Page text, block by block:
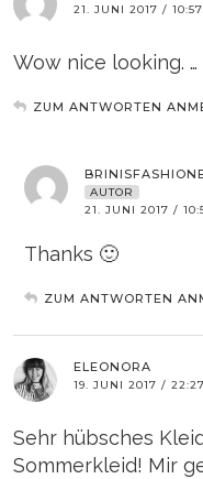
21. JUNI 2017 / 10:57
Wow nice looking. …
ZUM ANTWORTEN
AUTOR
21. JUNI 2017 /
Thanks 🙂
ZUM ANTWORTEN
ELEONORA
19. JUNI 2017 / 22:27
Sehr hübsches
Sommerkleid! Mir